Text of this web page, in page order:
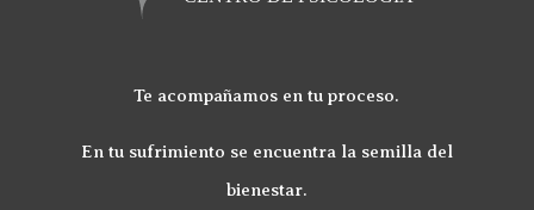
Te acompañamos en tu proceso.
En tu sufrimiento se encuentra la semilla del
bienestar.